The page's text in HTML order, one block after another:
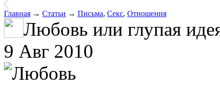
Главная → Статьи → Письма, Секс, Отношения
Любовь или глупая
9 Авг 2010